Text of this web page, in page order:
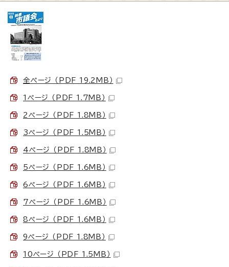
全ページ （PDF 19.2MB）
1ページ （PDF 1.7MB）
2ページ （PDF 1.8MB）
3ページ （PDF 1.5MB）
4ページ （PDF 1.8MB）
5ページ （PDF 1.6MB）
6ページ （PDF 1.6MB）
7ページ （PDF 1.6MB）
8ページ （PDF 1.6MB）
9ページ （PDF 1.8MB）
10ページ （PDF 1.5MB）